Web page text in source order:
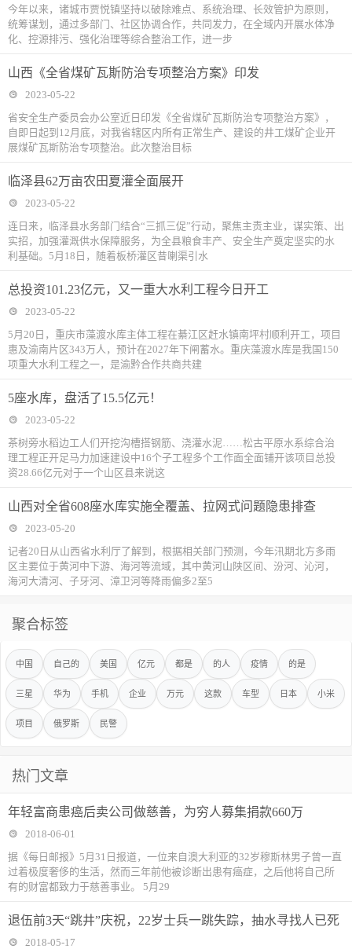
今年以来，诸城市贾悦镇坚持以破除难点、系统治理、长效管护为原则，
统筹谋划，通过多部门、社区协调合作，共同发力，在全域内开展水体净
化、控源排污、强化治理等综合整治工作，进一步
山西《全省煤矿瓦斯防治专项整治方案》印发
2023-05-22
省安全生产委员会办公室近日印发《全省煤矿瓦斯防治专项整治方案》，
自即日起到12月底，对我省辖区内所有正常生产、建设的井工煤矿企业开
展煤矿瓦斯防治专项整治。此次整治目标
临泽县62万亩农田夏灌全面展开
2023-05-22
连日来，临泽县水务部门结合“三抓三促”行动，聚焦主责主业，谋实策、出
实招，加强灌溉供水保障服务，为全县粮食丰产、安全生产奠定坚实的水
利基础。5月18日，随着板桥灌区昔喇渠引水
总投资101.23亿元，又一重大水利工程今日开工
2023-05-22
5月20日，重庆市藻渡水库主体工程在綦江区赶水镇南坪村顺利开工，项目
惠及渝南片区343万人，预计在2027年下闸蓄水。重庆藻渡水库是我国150
项重大水利工程之一，是渝黔合作共商共建
5座水库，盘活了15.5亿元！
2023-05-22
茶树旁水稻边工人们开挖沟槽搭钢筋、浇灌水泥……松古平原水系综合治
理工程正开足马力加速建设中16个子工程多个工作面全面铺开该项目总投
资28.66亿元对于一个山区县来说这
山西对全省608座水库实施全覆盖、拉网式问题隐患排查
2023-05-20
记者20日从山西省水利厅了解到，根据相关部门预测，今年汛期北方多雨
区主要位于黄河中下游、海河等流域，其中黄河山陕区间、汾河、沁河，
海河大清河、子牙河、漳卫河等降雨偏多2至5
聚合标签
中国 自己的 美国 亿元 都是 的人 疫情 的是
三星 华为 手机 企业 万元 这款 车型 日本 小米
项目 俄罗斯 民警
热门文章
年轻富商患癌后卖公司做慈善，为穷人募集捐款660万
2018-06-01
据《每日邮报》5月31日报道，一位来自澳大利亚的32岁穆斯林男子曾一直
过着极度奢侈的生活，然而三年前他被诊断出患有癌症，之后他将自己所
有的财富都致力于慈善事业。 5月29
退伍前3天“跳井”庆祝，22岁士兵一跳失踪，抽水寻找人已死
2018-05-17